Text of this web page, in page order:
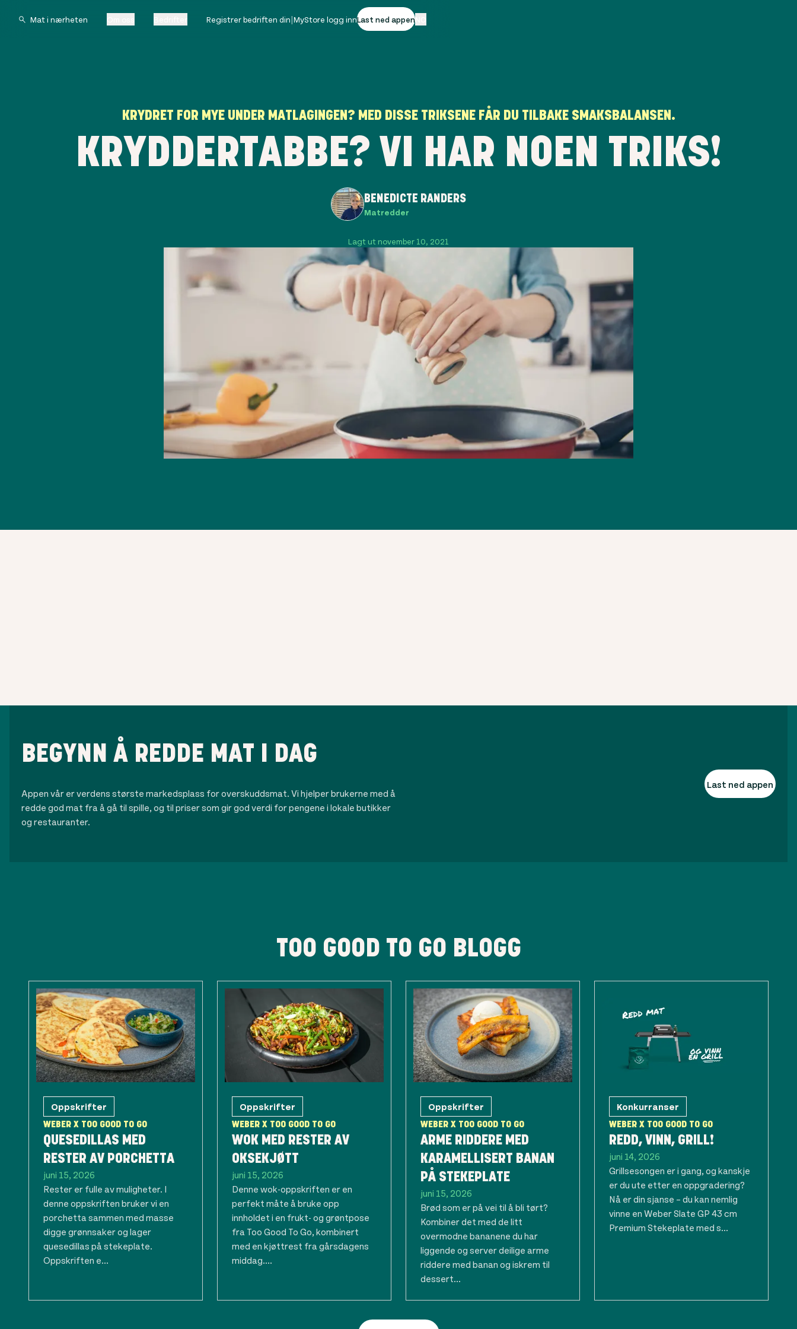
Registrer bedriften din|MyStore logg innLast ned appen
KRYDRET FOR MYE UNDER MATLAGINGEN? MED DISSE TRIKSENE FÅR DU TILBAKE SMAKSBALANSEN.
KRYDDERTABBE? VI HAR NOEN TRIKS!
BENEDICTE RANDERS
Matredder
Lagt ut november 10, 2021
BEGYNN Å REDDE MAT I DAG
Appen vår er verdens største markedsplass for overskuddsmat. Vi hjelper brukerne med å
redde god mat fra å gå til spille, og til priser som gir god verdi for pengene i lokale butikker
og restauranter.
Last ned appen
TOO GOOD TO GO BLOGG
Oppskrifter
WEBER X TOO GOOD TO GO
QUESEDILLAS MED
RESTER AV PORCHETTA
juni 15, 2026
Rester er fulle av muligheter. I
denne oppskriften bruker vi en
porchetta sammen med masse
digge grønnsaker og lager
quesedillas på stekeplate.
Oppskriften e...
Oppskrifter
WEBER X TOO GOOD TO GO
WOK MED RESTER AV
OKSEKJØTT
juni 15, 2026
Denne wok-oppskriften er en
perfekt måte å bruke opp
innholdet i en frukt- og grøntpose
fra Too Good To Go, kombinert
med en kjøttrest fra gårsdagens
middag....
Oppskrifter
WEBER X TOO GOOD TO GO
ARME RIDDERE MED
KARAMELLISERT BANAN
PÅ STEKEPLATE
juni 15, 2026
Brød som er på vei til å bli tørt?
Kombiner det med de litt
overmodne bananene du har
liggende og server deilige arme
riddere med banan og iskrem til
dessert...
Konkurranser
WEBER X TOO GOOD TO GO
REDD, VINN, GRILL!
juni 14, 2026
Grillsesongen er i gang, og kanskje
er du ute etter en oppgradering?
Nå er din sjanse – du kan nemlig
vinne en Weber Slate GP 43 cm
Premium Stekeplate med s...